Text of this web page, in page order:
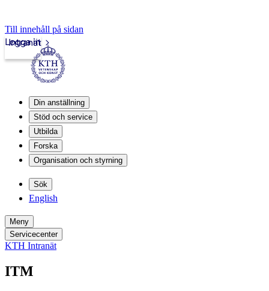
Till innehåll på sidan
Intranät
Logga in
Din anställning
Stöd och service
Utbilda
Forska
Organisation och styrning
Sök
English
Meny
Servicecenter
KTH Intranät
ITM